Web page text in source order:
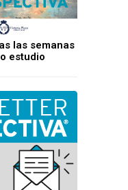
las semanas
estudio